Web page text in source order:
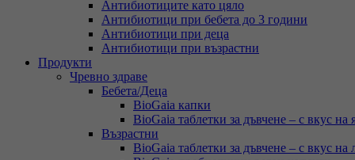
Антибиотиците като цяло
Антибиотици при бебета до 3 години
Антибиотици при деца
Антибиотици при възрастни
Продукти
Чревно здраве
Бебета/Деца
BioGaia капки
BioGaia таблетки за дъвчене – с вкус на
Възрастни
BioGaia таблетки за дъвчене – с вкус на